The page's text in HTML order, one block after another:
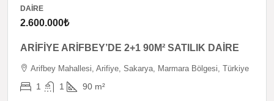
DAIRE
2.600.000₺
ARİFİYE ARİFBEY’DE 2+1 90M² SATILIK DAİRE
Arifbey Mahallesi, Arifiye, Sakarya, Marmara Bölgesi, Türkiye
1 1 90 m²